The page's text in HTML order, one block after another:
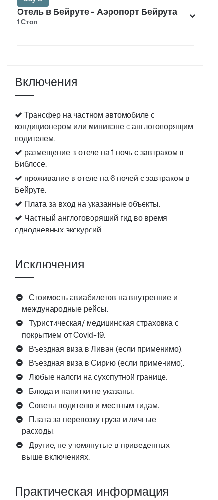
Отель в Бейруте - Аэропорт Бейрута
1 Стоп
Включения
Трансфер на частном автомобиле с
кондиционером или минивэне с англоговорящим
водителем.
размещение в отеле на 1 ночь с завтраком в
Библосе.
проживание в отеле на 6 ночей с завтраком в
Бейруте.
Плата за вход на указанные объекты.
Частный англоговорящий гид во время
однодневных экскурсий.
Исключения
Стоимость авиабилетов на внутренние и
международные рейсы.
Туристическая/ медицинская страховка с
покрытием от Covid-19.
Въездная виза в Ливан (если применимо).
Въездная виза в Сирию (если применимо).
Любые налоги на сухопутной границе.
Блюда и напитки не указаны.
Советы водителю и местным гидам.
Плата за перевозку груза и личные
расходы.
Другие, не упомянутые в приведенных
выше включениях.
Практическая информация